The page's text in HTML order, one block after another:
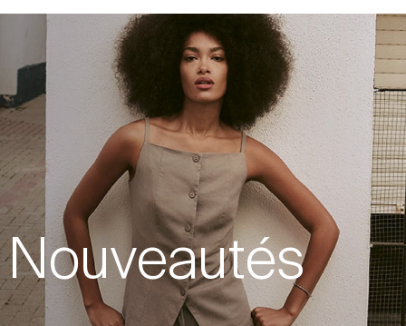
Nouveautés